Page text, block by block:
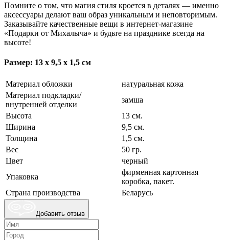
Помните о том, что магия стиля кроется в деталях — именно
аксессуары делают ваш образ уникальным и неповторимым.
Заказывайте качественные вещи в интернет-магазине
«Подарки от Михалыча» и будьте на празднике всегда на
высоте!
Размер: 13 х 9,5 х 1,5 см
Материал обложки
натуральная кожа
Материал подкладки/
внутренней отделки
замша
Высота
13 см.
Ширина
9,5 см.
Толщина
1,5 см.
Вес
50 гр.
Цвет
черный
Упаковка
фирменная картонная
коробка, пакет.
Страна производства
Беларусь
Добавить отзыв